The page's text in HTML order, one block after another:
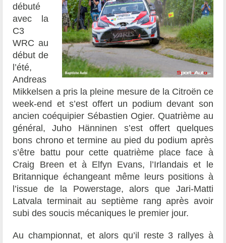
débuté
avec la
C3
WRC au
début de
l’été,
Andreas
Mikkelsen a pris la pleine mesure de la Citroën ce
week-end et s’est offert un podium devant son
ancien coéquipier Sébastien Ogier. Quatrième au
général, Juho Hänninen s’est offert quelques
bons chrono et termine au pied du podium après
s’être battu pour cette quatrième place face à
Craig Breen et à Elfyn Evans, l’Irlandais et le
Britannique échangeant même leurs positions à
l’issue de la Powerstage, alors que Jari-Matti
Latvala terminait au septième rang après avoir
subi des soucis mécaniques le premier jour.
Au championnat, et alors qu’il reste 3 rallyes à